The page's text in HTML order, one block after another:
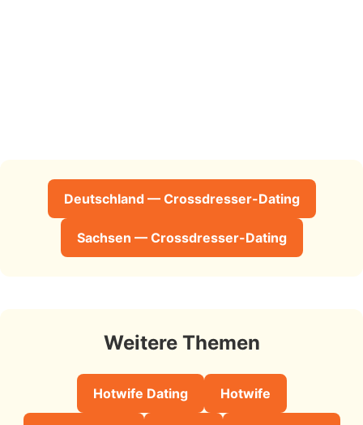
Deutschland — Crossdresser-Dating
Sachsen — Crossdresser-Dating
Weitere Themen
Hotwife Dating Hotwife